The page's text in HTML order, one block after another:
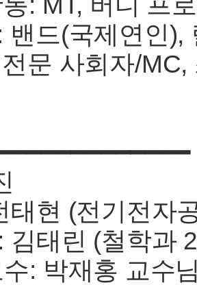
밴드(국제연인),
문 사회자/
태현 (전기전자
김태린 (철학과
수: 박재홍 교수